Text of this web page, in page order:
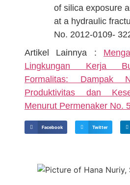
of silica exposure
at a hydraulic
No. 2012-0109-
Artikel Lainnya :
Lingkungan Kerja
Formalitas: Dampak
Produktivitas dan
Menurut Permenaker No.
Facebook Twitter